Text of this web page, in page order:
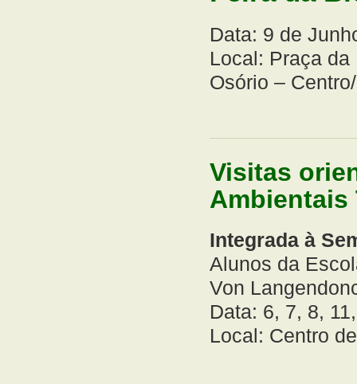
Data: 9 de
Local: Praça da
Osório –
Visitas
Ambientais
Integrada à
Alunos da
Von
Data: 6, 7, 8,
Local: Centro